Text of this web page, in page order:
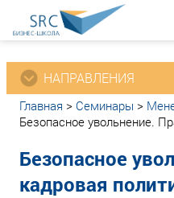
НАПРАВЛЕНИЯ
Главная > Семинары >
Безопасное увольнение.
Безопасное
кадровая